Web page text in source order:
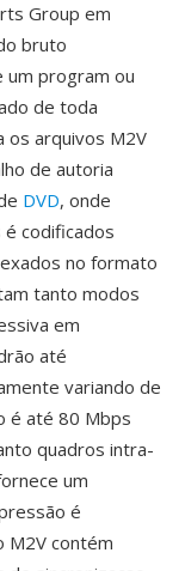
Group em
bruto
program ou
de toda
os arquivos M2V
de autoria
DVD, onde
codificados
no formato
tanto modos
em
até
variando de
é até 80 Mbps
quadros intra-
um
é
M2V contém